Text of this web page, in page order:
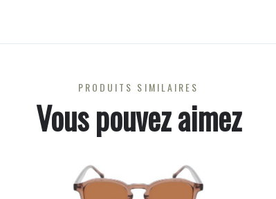
PRODUITS SIMILAIRES
Vous pouvez aimez